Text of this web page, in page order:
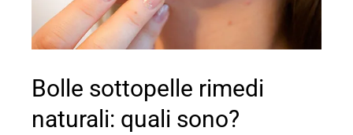
Bolle sottopelle rimedi
naturali: quali sono?